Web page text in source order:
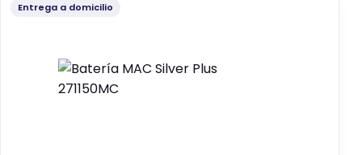
Entrega a domicilio